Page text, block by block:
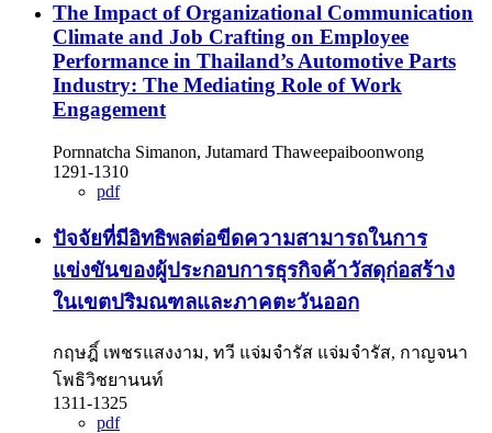
The Impact of Organizational Communication
Climate and Job Crafting on Employee
Performance in Thailand’s Automotive Parts
Industry: The Mediating Role of Work
Engagement
Pornnatcha Simanon, Jutamard Thaweepaiboonwong
1291-1310
pdf
ปัจจัยที่มีอิทธิพลต่อขีดความสามารถในการ
แข่งขันของผู้ประกอบการธุรกิจค้าวัสดุก่อสร้าง
ในเขตปริมณฑลและภาคตะวันออก
กฤษฎิ์ เพชรแสงงาม, ทวี แจ่มจำรัส แจ่มจำรัส, กาญจนา
โพธิวิชยานนท์
1311-1325
pdf